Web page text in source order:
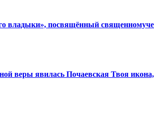
владыки», посвящённый
веры явилась Почаевская Твоя